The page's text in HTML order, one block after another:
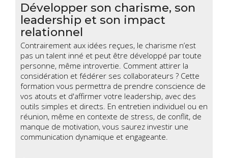
Développer son charisme, son
leadership et son impact
relationnel
Contrairement aux idées reçues, le charisme n’est
pas un talent inné et peut être développé par toute
personne, même introvertie. Comment attirer la
considération et fédérer ses collaborateurs ? Cette
formation vous permettra de prendre conscience de
vos atouts et d'affirmer votre leadership, avec des
outils simples et directs. En entretien individuel ou en
réunion, même en contexte de stress, de conflit, de
manque de motivation, vous saurez investir une
communication dynamique et engageante.